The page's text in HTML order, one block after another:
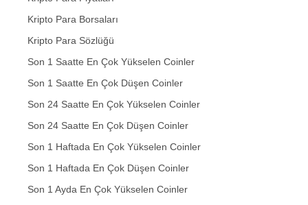
Kripto Para Borsaları
Kripto Para Sözlüğü
Son 1 Saatte En Çok Yükselen Coinler
Son 1 Saatte En Çok Düşen Coinler
Son 24 Saatte En Çok Yükselen Coinler
Son 24 Saatte En Çok Düşen Coinler
Son 1 Haftada En Çok Yükselen Coinler
Son 1 Haftada En Çok Düşen Coinler
Son 1 Ayda En Çok Yükselen Coinler